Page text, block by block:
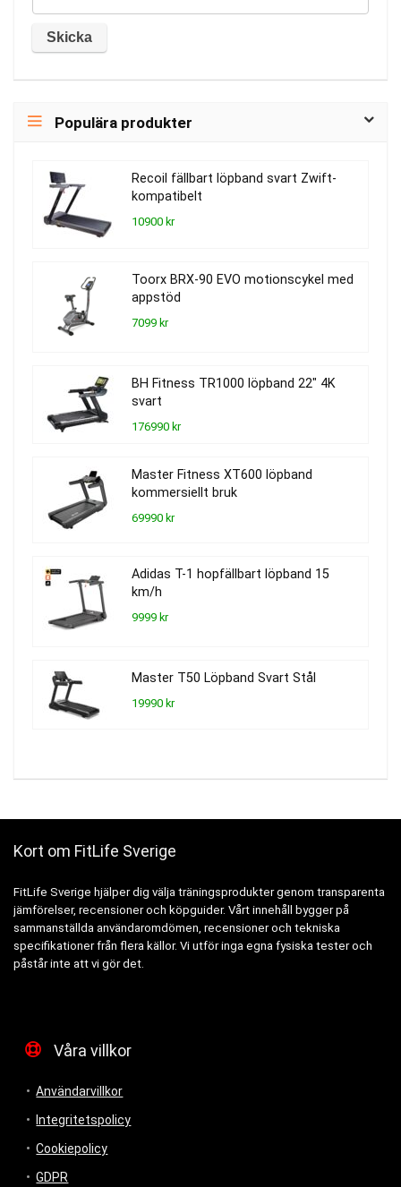
Populära produkter
Recoil fällbart löpband svart Zwift-
kompatibelt
10900 kr
Toorx BRX-90 EVO motionscykel med
appstöd
7099 kr
BH Fitness TR1000 löpband 22″ 4K
svart
176990 kr
Master Fitness XT600 löpband
kommersiellt bruk
69990 kr
Adidas T-1 hopfällbart löpband 15
km/h
9999 kr
Master T50 Löpband Svart Stål
19990 kr
Kort om FitLife Sverige
FitLife Sverige hjälper dig välja träningsprodukter genom transparenta
jämförelser, recensioner och köpguider. Vårt innehåll bygger på
sammanställda användaromdömen, recensioner och tekniska
specifikationer från flera källor. Vi utför inga egna fysiska tester och
påstår inte att vi gör det.
Våra villkor
Användarvillkor
Integritetspolicy
Cookiepolicy
GDPR